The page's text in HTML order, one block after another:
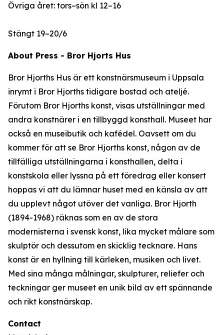
Övriga året: tors–sön kl 12–16
Stängt 19–20/6
About Press - Bror Hjorts Hus
Bror Hjorths Hus är ett konstnärsmuseum i Uppsala
inrymt i Bror Hjorths tidigare bostad och ateljé.
Förutom Bror Hjorths konst, visas utställningar med
andra konstnärer i en tillbyggd konsthall. Museet har
också en museibutik och kafédel. Oavsett om du
kommer för att se Bror Hjorths konst, någon av de
tillfälliga utställningarna i konsthallen, delta i
konstskola eller lyssna på ett föredrag eller konsert
hoppas vi att du lämnar huset med en känsla av att
du upplevt något utöver det vanliga. Bror Hjorth
(1894-1968) räknas som en av de stora
modernisterna i svensk konst, lika mycket målare som
skulptör och dessutom en skicklig tecknare. Hans
konst är en hyllning till kärleken, musiken och livet.
Med sina många målningar, skulpturer, reliefer och
teckningar ger museet en unik bild av ett spännande
och rikt konstnärskap.
Contact